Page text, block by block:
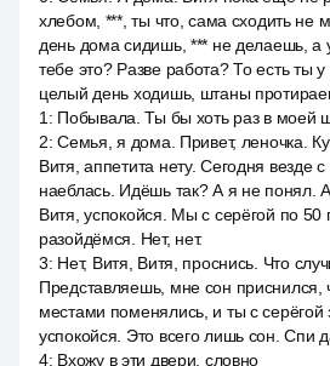
хлебом, ***, ты что, сама сходить не
день дома сидишь, *** не делаешь, а
тебе это? Разве работа? То есть ты у
целый день ходишь, штаны
1 : Побывала. Ты бы хоть раз в моей
2:Семья, я дома. Привет, леночка.
Витя, аппетита нету. Сегодня везде
наеблась. Идёшь так? А я не понял.
Витя, успокойся. Мы с серёгой по 50
разойдёмся. Нет, нет.
3: Нет, Витя, Витя, проснись. Что
Представляешь, мне сон приснился,
местами поменялись, и ты с серёгой
успокойся. Это всего лишь сон. Спи
4: Вхожу в эти двери, словно